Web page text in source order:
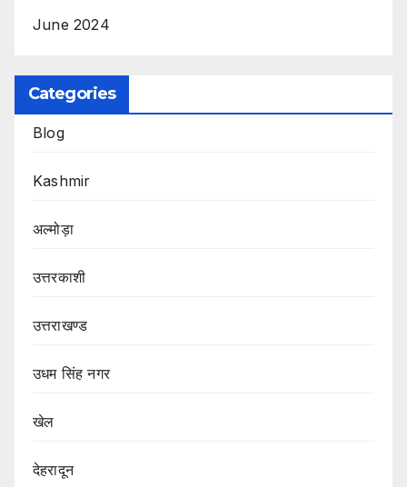
June 2024
Categories
Blog
Kashmir
अल्मोड़ा
उत्तरकाशी
उत्तराखण्ड
उधम सिंह नगर
खेल
देहरादून